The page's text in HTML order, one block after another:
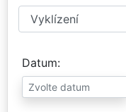
Datum